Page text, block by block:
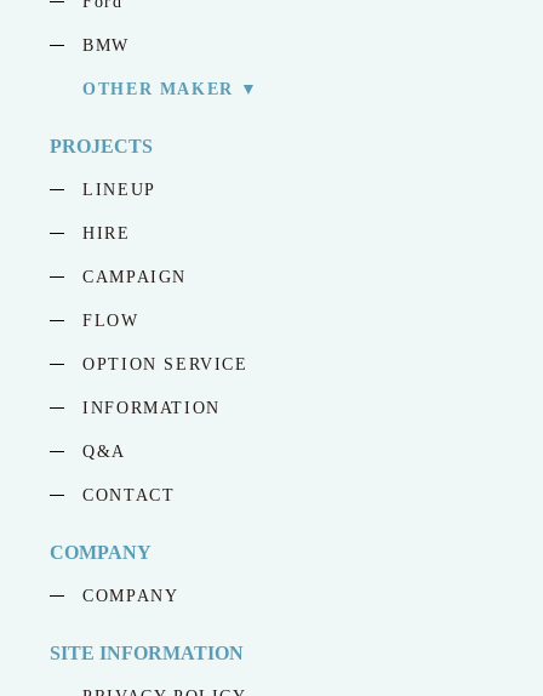
BMW
OTHER MAKER
PROJECTS
LINEUP
HIRE
CAMPAIGN
FLOW
OPTION SERVICE
INFORMATION
Q&A
CONTACT
COMPANY
COMPANY
SITE INFORMATION